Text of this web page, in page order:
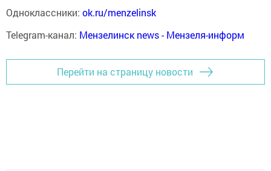
Одноклассники: ok.ru/menzelinsk
Telegram-канал: Мензелинск news - Мензеля-информ
Перейти на страницу новости